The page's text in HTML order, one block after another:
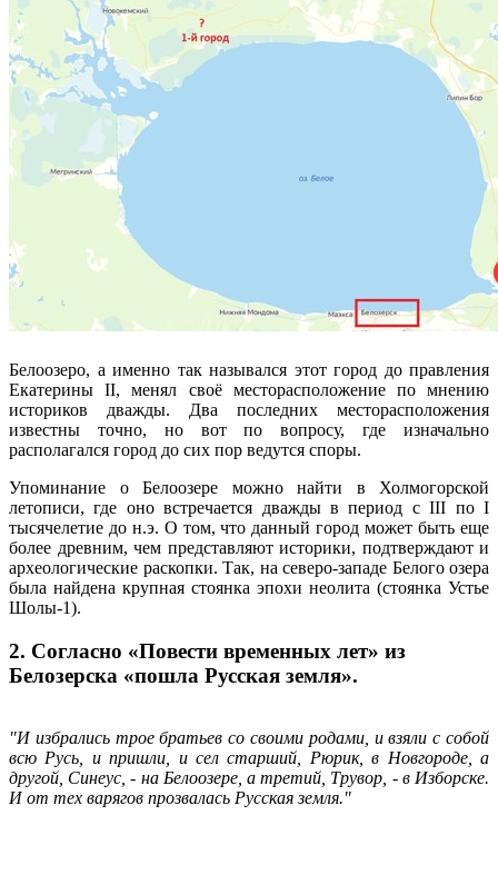
Белоозеро, а именно так назывался этот город до правления
Екатерины II, менял своё месторасположение по мнению
историков дважды. Два последних месторасположения
известны точно, но вот по вопросу, где изначально
располагался город до сих пор ведутся споры.
Упоминание о Белоозере можно найти в Холмогорской
летописи, где оно встречается дважды в период с III по I
тысячелетие до н.э. О том, что данный город может быть еще
более древним, чем представляют историки, подтверждают и
археологические раскопки. Так, на северо-западе Белого озера
была найдена крупная стоянка эпохи неолита (стоянка Устье
Шолы-1).
2. Согласно «Повести временных лет» из
Белозерска «пошла Русская земля».
"И избрались трое братьев со своими родами, и взяли с собой
всю Русь, и пришли, и сел старший, Рюрик, в Новгороде, а
другой, Синеус, - на Белоозере, а третий, Трувор, - в Изборске.
И от тех варягов прозвалась Русская земля."